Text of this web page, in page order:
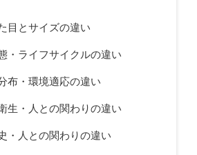
目とサイズの違い
・ライフサイクルの違い
布・環境適応の違い
生・人との関わりの違い
・人との関わりの違い